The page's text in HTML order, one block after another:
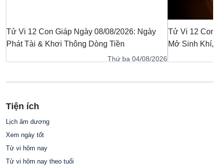
Tử Vi 12 Con Giáp Ngày 08/08/2026: Ngày
Phát Tài & Khơi Thông Dòng Tiền
Thứ ba 04/08/2026
Tử Vi 12 Con
Mở Sinh Khí,
Tiện ích
Lịch âm dương
Xem ngày tốt
Tử vi hôm nay
Tử vi hôm nay theo tuổi